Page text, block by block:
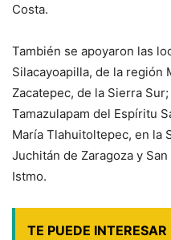
Costa.
También se apoyaron las
Silacayoapilla, de la región
Zacatepec, de la Sierra
Tamazulapam del Espíritu
María Tlahuitoltepec, en la
Juchitán de Zaragoza y
Istmo.
TE PUEDE INTERESAR